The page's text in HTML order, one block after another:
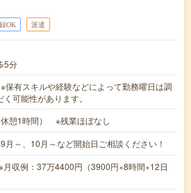
OK 派遣
5分
有スキルや経験などによって勤務曜日は調
可能性があります。
憩1時間） ※残業ほぼなし
～、10月～など開始日ご相談ください！
収例：37万4400円（3900円×8時間×12日